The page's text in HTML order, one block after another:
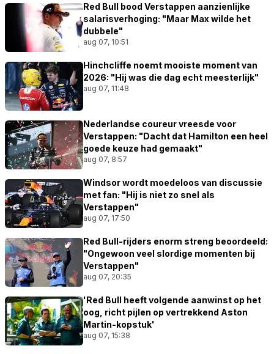
Red Bull bood Verstappen aanzienlijke
salarisverhoging: "Maar Max wilde het
dubbele"
aug 07, 10:51
Hinchcliffe noemt mooiste moment van
2026: "Hij was die dag echt meesterlijk"
aug 07, 11:48
Nederlandse coureur vreesde voor
Verstappen: "Dacht dat Hamilton een heel
goede keuze had gemaakt"
aug 07, 8:57
Windsor wordt moedeloos van discussie
met fan: "Hij is niet zo snel als
Verstappen"
aug 07, 17:50
Red Bull-rijders enorm streng beoordeeld:
"Ongewoon veel slordige momenten bij
Verstappen"
aug 07, 20:35
'Red Bull heeft volgende aanwinst op het
oog, richt pijlen op vertrekkend Aston
Martin-kopstuk'
aug 07, 15:38